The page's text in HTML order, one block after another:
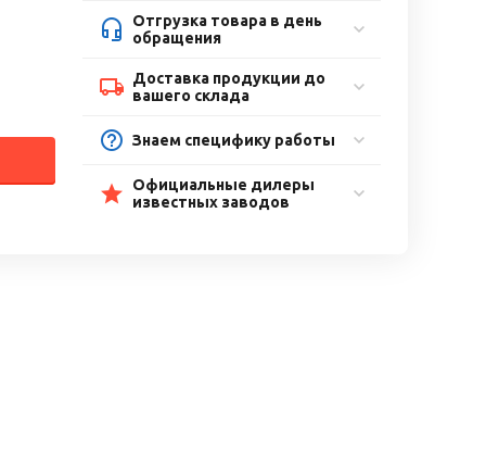
Отгрузка товара в день
обращения
Доставка продукции до
вашего склада
Знаем специфику работы
Официальные дилеры
известных заводов